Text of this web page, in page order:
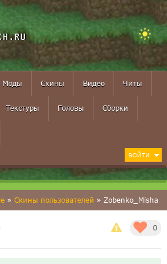
Моды Скины Видео Читы
Текстуры Головы Сборки
ВОЙТИ
» Скины пользователей » Zobenko_Misha
0